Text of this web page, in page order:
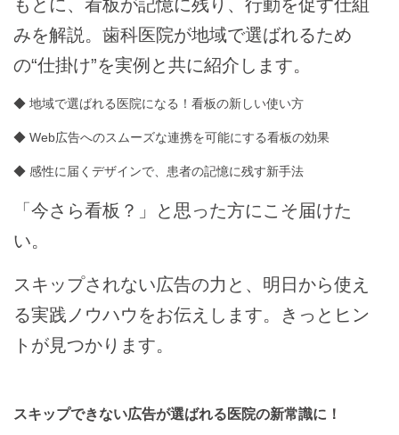
もとに、看板が記憶に残り、行動を促す仕組
みを解説。歯科医院が地域で選ばれるため
の“仕掛け”を実例と共に紹介します。
◆ 地域で選ばれる医院になる！看板の新しい使い方
◆ Web広告へのスムーズな連携を可能にする看板の効果
◆ 感性に届くデザインで、患者の記憶に残す新手法
「今さら看板？」と思った方にこそ届けた
い。
スキップされない広告の力と、明日から使え
る実践ノウハウをお伝えします。きっとヒン
トが見つかります。
スキップできない広告が選ばれる医院の新常識に！